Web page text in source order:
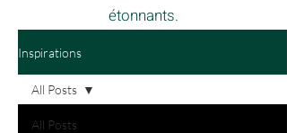
étonnants.
Inspirations
All Posts
All Posts